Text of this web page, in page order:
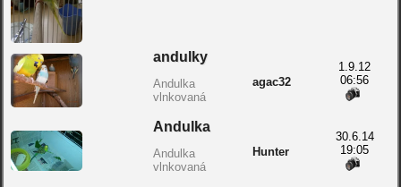
andulky
Andulka
vlnkovaná
agac32
1.9.12
06:56
Andulka
Andulka
vlnkovaná
Hunter
30.6.14
19:05